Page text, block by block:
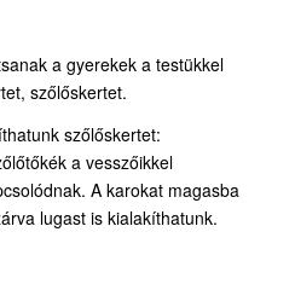
a gyerekek a testükkel
szőlőskertet.
szőlőskertet:
a vesszőikkel
A karokat magasba
lugast is kialakíthatunk.